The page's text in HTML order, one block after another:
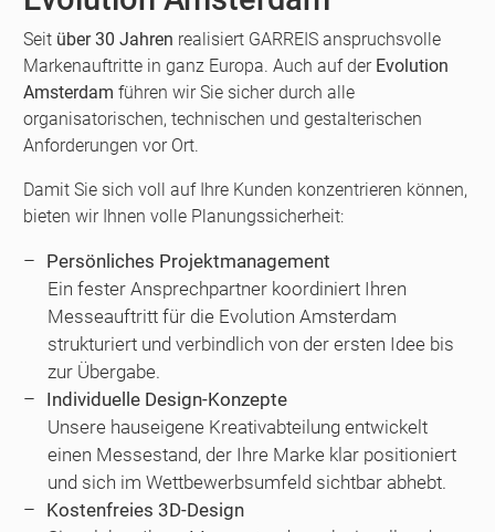
Seit über 30 Jahren realisiert GARREIS anspruchsvolle
Markenauftritte in ganz Europa. Auch auf der Evolution
Amsterdam führen wir Sie sicher durch alle
organisatorischen, technischen und gestalterischen
Anforderungen vor Ort.
Damit Sie sich voll auf Ihre Kunden konzentrieren können,
bieten wir Ihnen volle Planungssicherheit:
Persönliches Projektmanagement
Ein fester Ansprechpartner koordiniert Ihren
Messeauftritt für die Evolution Amsterdam
strukturiert und verbindlich von der ersten Idee bis
zur Übergabe.
Individuelle Design-Konzepte
Unsere hauseigene Kreativabteilung entwickelt
einen Messestand, der Ihre Marke klar positioniert
und sich im Wettbewerbsumfeld sichtbar abhebt.
Kostenfreies 3D-Design